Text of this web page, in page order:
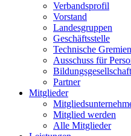
Verbandsprofil
Vorstand
Landesgruppen
Geschäftsstelle
Technische Gremien
Ausschuss für
Partner
Mitglieder
Mitglied werden
Alle Mitglieder